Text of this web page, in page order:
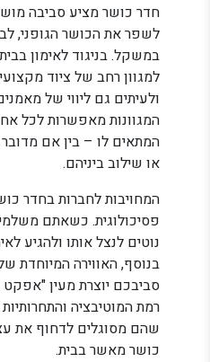
חדר כושר מציע סביבה
לשפר את הכושר הגופני,
במשקל. בניגוד לאימון
למגוון רחב של ציוד
ולעיתים גם ליווי של
המגוונות מאפשרות לכל
המתאים לו – בין אם מדובר
או שילוב ביניהם.
המחויבות לחברות בחדר
פסיכולוגית. כשאתם
נוטים לנצל אותו ולהגיע
בנוסף, האווירה המיוחדת
סביבכם יוצרת מעין
רמת המוטיבציה
שהם מסוגלים לדחוף את
כושר מאשר בבית.